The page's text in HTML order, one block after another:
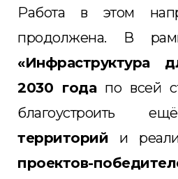
Работа в этом
продолжена. В
«Инфраструктура
2030 годапо всей
благоустроить
территорий и
проектов-